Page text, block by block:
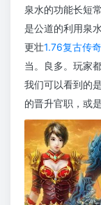
泉水的功能长短
是公道的利用泉
更壮1.76复古传奇
当。良多。玩家
我们可以看到的
的晋升官职，或